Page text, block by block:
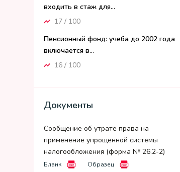
входить в стаж для...
17 / 100
Пенсионный фонд: учеба до 2002 года
включается в...
16 / 100
Документы
Сообщение об утрате права на
применение упрощенной системы
налогообложения (форма № 26.2-2)
Бланк Образец